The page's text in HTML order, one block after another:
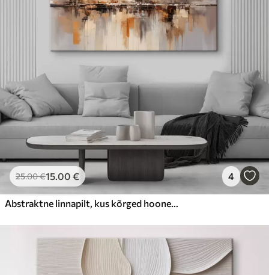
25.00€15.00 € 4
Abstraktne linnapilt, kus kõrged hooned on pruunide, hallide ja valgete toonidega, mis peegelduvad allolevas vees